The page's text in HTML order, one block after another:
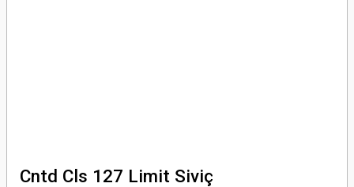
Cntd Cls 127 Limit Siviç